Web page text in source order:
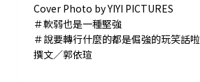
Cover Photo by YIYI PICTURES
＃軟弱也是一種堅強
＃說要轉行什麼的都是倔強的玩笑話啦
撰文／郭依瑄